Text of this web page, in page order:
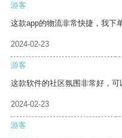
游客
这款app的物流非常快捷，我下
2024-02-23
游客
这款软件的社区氛围非常好，可
2024-02-23
游客